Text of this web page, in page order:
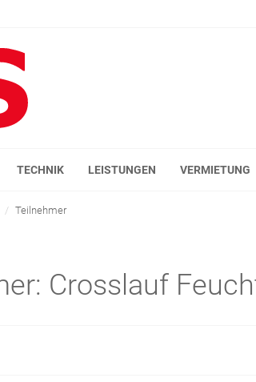
TECHNIK LEISTUNGEN VERMIETUNG
Teilnehmer
Crosslauf